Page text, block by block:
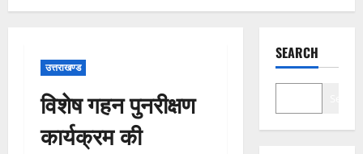
उत्तराखण्ड
विशेष गहन पुनरीक्षण
कार्यक्रम की
SEARCH